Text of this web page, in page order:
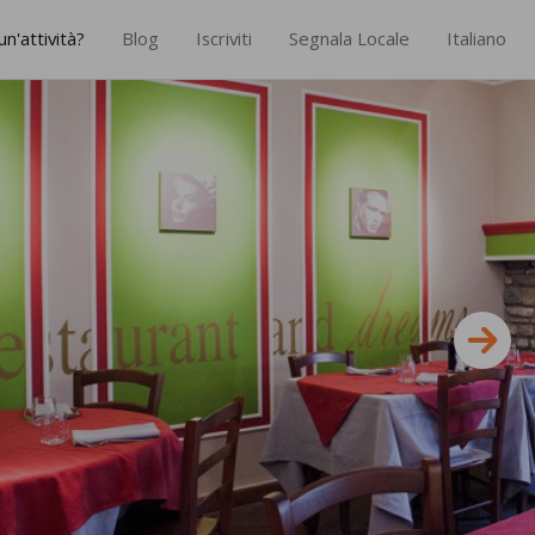
Blog Iscriviti Segnala Locale Italiano